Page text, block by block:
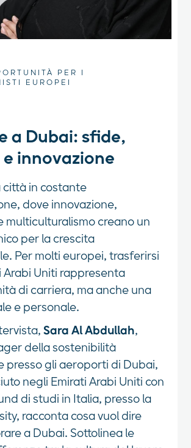
PER I
EUROPEI
a Dubai: sfide,
innovazione
città in costante
dove innovazione,
multiculturalismo creano un
per la crescita
Per molti europei, trasferirsi
Arabi Uniti rappresenta
di carriera, ma anche una
e personale.
Sara Al Abdullah,
della sostenibilità
presso gli aeroporti di Dubai,
negli Emirati Arabi Uniti con
di studi in Italia, presso la
racconta cosa vuol dire
a Dubai. Sottolinea le